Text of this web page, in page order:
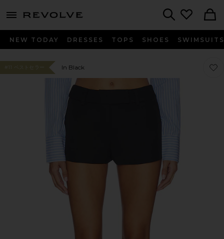
menu - shows more content
NEW TODAY DRESSES TOPS SHOES SWIMSUITS
#11 ベストセラー In Black お気
お気